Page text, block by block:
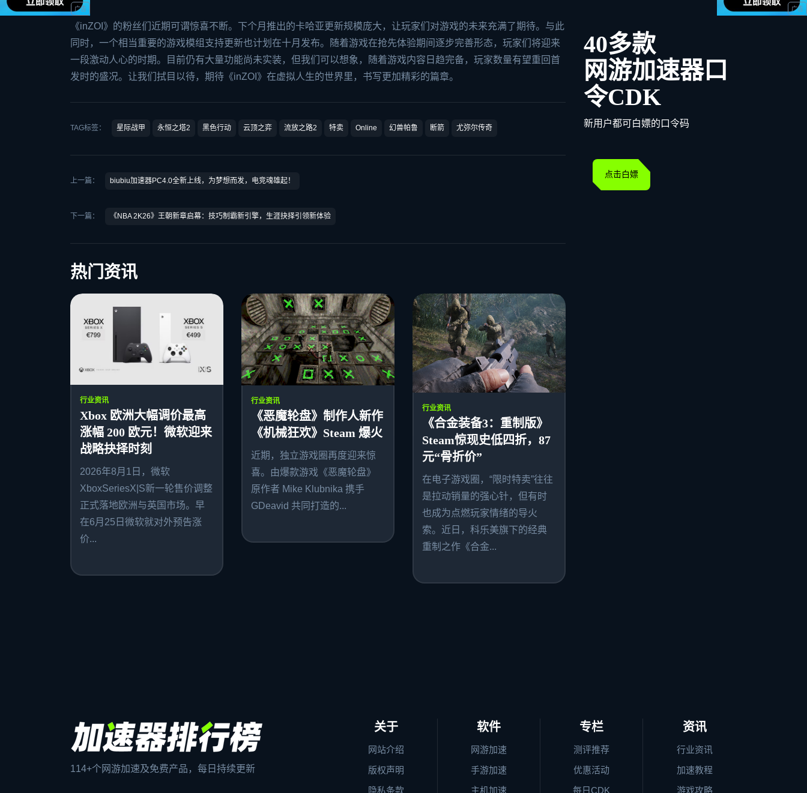
《inZOI》的粉丝们近期可谓惊喜不断。下个月推出的卡哈亚更新规模庞大，让玩家们对游戏的未来充满了期待。与此
同时，一个相当重要的游戏模组支持更新也计划在十月发布。随着游戏在抢先体验期间逐步完善形态，玩家们将迎来
一段激动人心的时期。目前仍有大量功能尚未实装，但我们可以想象，随着游戏内容日趋完备，玩家数量有望重回首
发时的盛况。让我们拭目以待，期待《inZOI》在虚拟人生的世界里，书写更加精彩的篇章。
TAG标签： 星际战甲 永恒之塔2 黑色行动 云顶之弈 流放之路2 特卖 Online 幻兽帕鲁 断箭 尤弥尔传奇
上一篇： biubiu加速器PC4.0全新上线，为梦想而发，电竞魂雄起！
下一篇： 《NBA 2K26》王朝新章启幕：技巧制霸新引擎，生涯抉择引领新体验
热门资讯
行业资讯
Xbox 欧洲大幅调价最高
涨幅 200 欧元！微软迎来
战略抉择时刻
2026年8月1日，微软
XboxSeriesX|S新一轮售价调整
正式落地欧洲与英国市场。早
在6月25日微软就对外预告涨
价...
行业资讯
《恶魔轮盘》制作人新作
《机械狂欢》Steam 爆火
近期，独立游戏圈再度迎来惊
喜。由爆款游戏《恶魔轮盘》
原作者 Mike Klubnika 携手
GDeavid 共同打造的...
行业资讯
《合金装备3：重制版》
Steam惊现史低四折，87
元“骨折价”
在电子游戏圈，“限时特卖”往往
是拉动销量的强心针，但有时
也成为点燃玩家情绪的导火
索。近日，科乐美旗下的经典
重制之作《合金...
40多款
网游加速器口
令CDK
新用户都可白嫖的口令码
点击白嫖
114+个网游加速及免费产品，每日持续更新
关于
网站介绍
版权声明
隐私条款
软件
网游加速
手游加速
主机加速
专栏
测评推荐
优惠活动
每日CDK
资讯
行业资讯
加速教程
游戏攻略